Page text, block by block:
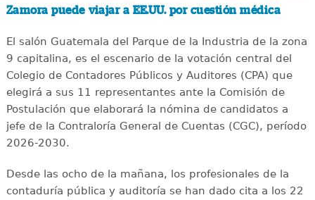
Zamora puede viajar a EE.UU. por cuestión médica
El salón Guatemala del Parque de la Industria de la zona
9 capitalina, es el escenario de la votación central del
Colegio de Contadores Públicos y Auditores (CPA) que
elegirá a sus 11 representantes ante la Comisión de
Postulación que elaborará la nómina de candidatos a
jefe de la Contraloría General de Cuentas (CGC), período
2026-2030.
Desde las ocho de la mañana, los profesionales de la
contaduría pública y auditoría se han dado cita a los 22